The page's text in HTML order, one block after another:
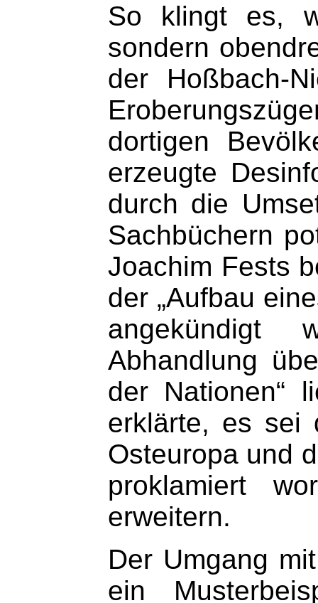
So klingt es,
sondern
der Hoßbach-
dortigen
erzeugte
durch die
Sachbüchern
Joachim Fests
der „Aufbau
angekündigt
Abhandlung
der Nationen“
erklärte, es sei
Osteuropa und
proklamiert
erweitern.
Der Umgang
ein